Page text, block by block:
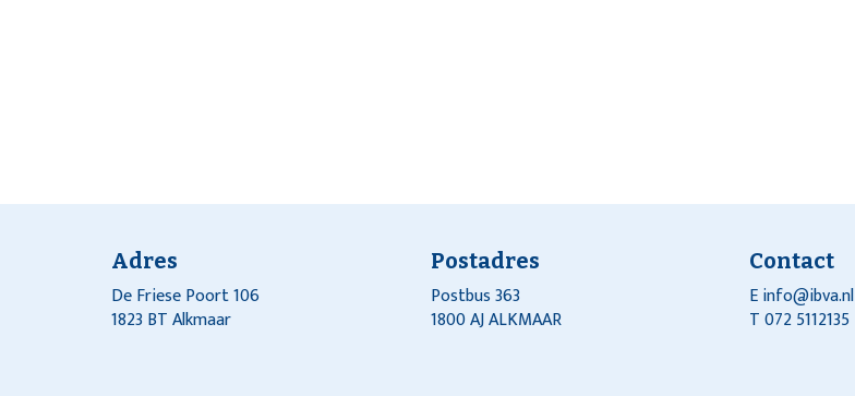
Adres
De Friese Poort 106
1823 BT Alkmaar
Postadres
Postbus 363
1800 AJ ALKMAAR
Contact
Einfo@ibva.nl
T 072 5112135